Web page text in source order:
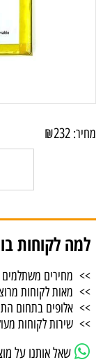
מחיר: ₪232
למה לקוחות
>> מחירים משתלמים
>> מאות לקוחות
>> אלופים בתחום
>> שירות לקוחות
שאל אותנו על